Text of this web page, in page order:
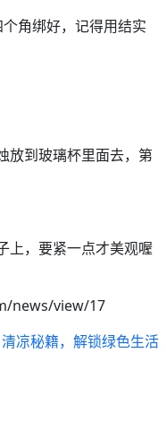
角绑好，记得用结实
放到玻璃杯里面去，第
上，要紧一点才美观喔
news/view/17
凉秘籍，解锁绿色生活